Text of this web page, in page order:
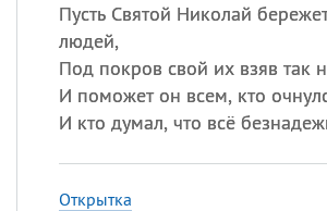
Пусть Святой Николай
людей,
Под покров свой их взяв так
И поможет он всем, кто
И кто думал, что всё
Открытка